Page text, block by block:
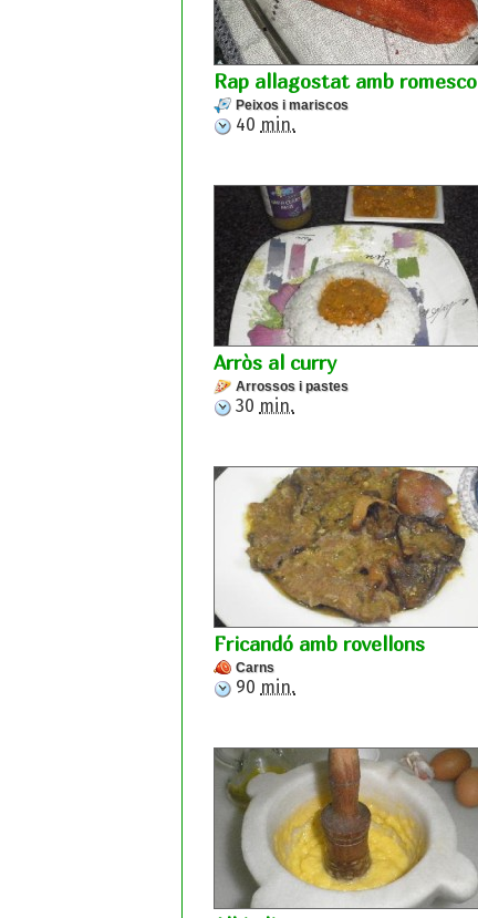
Rap allagostat amb romesco
Peixos i mariscos
40 min.
Arròs al curry
Arrossos i pastes
30 min.
Fricandó amb rovellons
Carns
90 min.